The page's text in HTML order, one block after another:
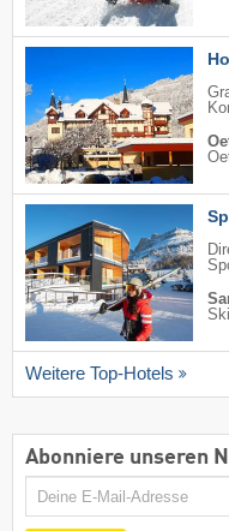
Weitere Top-Hotels
Abonniere unseren
E-